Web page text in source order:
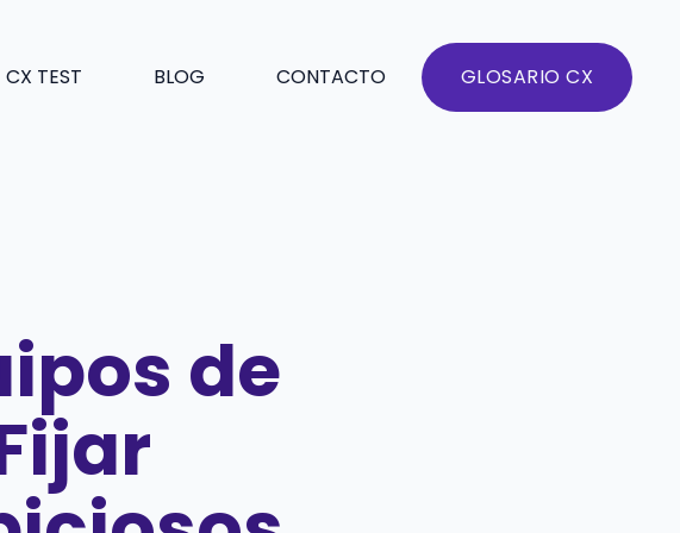
CX TEST BLOG CONTACTO GLOSARIO CX
de